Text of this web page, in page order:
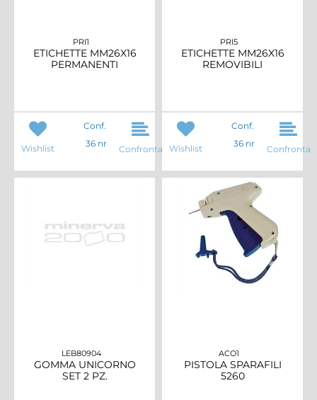
PRI1
ETICHETTE MM26X16
PERMANENTI
Wishlist
Conf.
36 nr
Confronta
PRI5
ETICHETTE MM26X16
REMOVIBILI
Wishlist
Conf.
36 nr
Confronta
LEB80904
GOMMA UNICORNO
SET 2 PZ.
ACO1
PISTOLA SPARAFILI
5260